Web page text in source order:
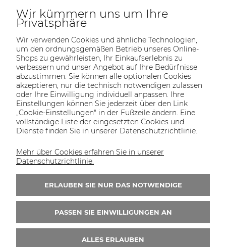
SOLTECH
SHOP
ANGEBOT INFORMATIONEN
KONTAKT
KONTAKT UNS
16:00 Uhr erreichbar.
+49 30 46690082
Wir kümmern uns um Ihre
Privatsphäre
Wir verwenden Cookies und ähnliche Technologien,
um den ordnungsgemäßen Betrieb unseres Online-
Shops zu gewährleisten, Ihr Einkaufserlebnis zu
verbessern und unser Angebot auf Ihre Bedürfnisse
abzustimmen. Sie können alle optionalen Cookies
akzeptieren, nur die technisch notwendigen zulassen
oder Ihre Einwilligung individuell anpassen. Ihre
Einstellungen können Sie jederzeit über den Link
„Cookie-Einstellungen" in der Fußzeile ändern. Eine
vollständige Liste der eingesetzten Cookies und
Dienste finden Sie in unserer Datenschutzrichtlinie.
Mehr über Cookies erfahren Sie in unserer
Datenschutzrichtlinie.
ERLAUBEN SIE NUR DAS NOTWENDIGE
PASSEN SIE EINWILLIGUNGEN AN
ALLES ERLAUBEN